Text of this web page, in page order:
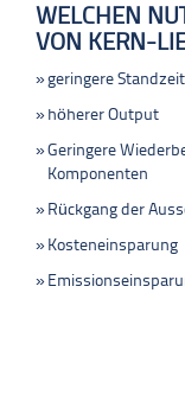
WELCHEN
VON KERN-
geringere
höherer Output
Geringere
Komponenten
Rückgang der
Kosteneinsparung